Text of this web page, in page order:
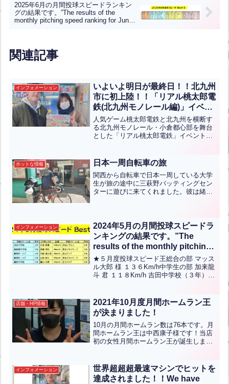
2025年6月の月間投球スピードランキン
グの結果です。”The results of the
monthly pitching speed ranking for June
関連記事
インフォメーション
いよいよ明日が最終日！！北九州
市に初上陸！！「リアル桃太郎電
鉄(北九州モノレール編)」イベン
トに当センターも参加していま
す！！Finally, tomorrow is the
last day!! We’re making our
Mihagino Batting Center is also
participating in the ‘Real
Momotaro Railway (Kitakyushu
Monorail Edition)’ event!!(英中
人気ゲーム桃太郎電鉄と北九州を横断す
る北九州モノレール・小倉都心部を舞台
とした「リアル桃太郎電鉄」イベントが
を目指しながら、各駅で出題されるクイ
ズやイベントにチャレン...全文はクリッ
ク
ホットな情報 日本一周自転車の旅
関西から自転車で日本一周している大学
生が旅の途中に三萩野バッティングセン
ターに遊びに来てくれました。彼は緒方
一周にチャレンジしていると...全文はク
リック
インフォメーション
2024年5月の月間投球スピードラ
ンキングの結果です。”The
results of the monthly pitching
speed ranking for May 2024 are
as follows.”(英中翻訳)
★５月度投球スピード王総合の部 マッス
ル大郎 様 １３６Km/h中学生の部 加来龍
斗 君 １１８Km/h 吉田中学校（３年）小
安永煌虎 君 ９５Kｍ/ｈ 清...全文はクリ
ック
店舗・HP情報
2021年10月度月間ホームラン王
が決まりました！
10月の月間ホームラン数は76本です。月
間ホームラン王は中西康子様です！当店
初の女性月間ホームラン王が誕生しまし
が優先されます。
インフォメーション
世界超超超最速マシンでヒットを
達成されました！！We have